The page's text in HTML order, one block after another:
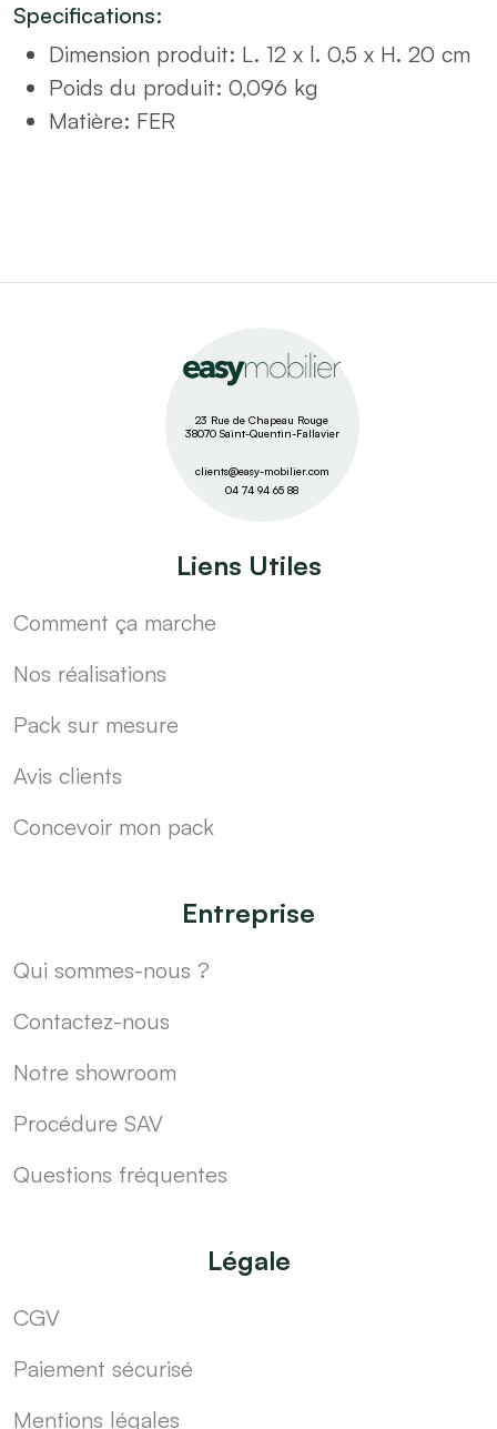
quantity
Specifications:
Dimension produit: L. 12 x l. 0,5 x H. 20 cm
Poids du produit: 0,096 kg
Matière: FER
23 Rue de Chapeau Rouge
38070 Saint-Quentin-Fallavier
clients@easy-mobilier.com
04 74 94 65 88
Liens Utiles
Comment ça marche
Nos réalisations
Pack sur mesure
Avis clients
Concevoir mon pack
Entreprise
Qui sommes-nous ?
Contactez-nous
Notre showroom
Procédure SAV
Questions fréquentes
Légale
CGV
Paiement sécurisé
Mentions légales